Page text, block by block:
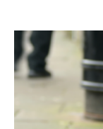
interdites,
mais
pas
activités
Le
Conseil
d’État
les